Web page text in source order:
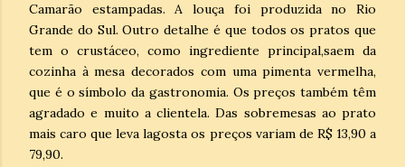
Camarão estampadas. A louça foi produzida no Rio
Grande do Sul. Outro detalhe é que todos os pratos que
tem o crustáceo, como ingrediente principal,saem da
cozinha à mesa decorados com uma pimenta vermelha,
que é o símbolo da gastronomia. Os preços também têm
agradado e muito a clientela. Das sobremesas ao prato
mais caro que leva lagosta os preços variam de R$ 13,90 a
79,90.